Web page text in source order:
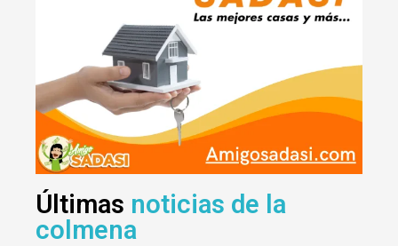
Últimas noticias de la
colmena